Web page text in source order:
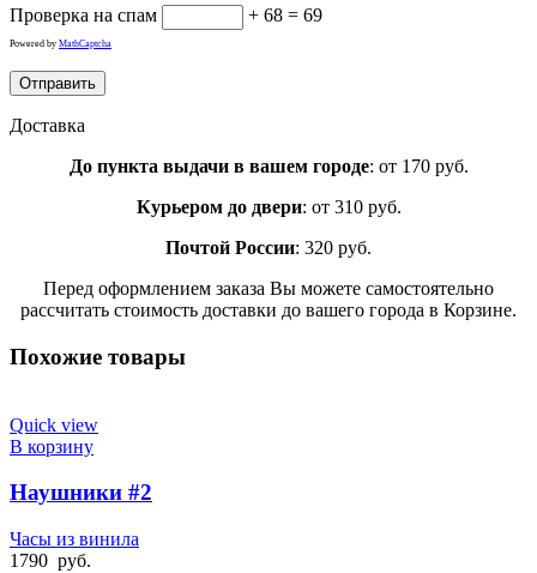
Проверка на спам + 68 = 69
Powered by MathCaptcha
Доставка
До пункта выдачи в вашем городе: от 170 руб.
Курьером до двери: от 310 руб.
Почтой России: 320 руб.
Перед оформлением заказа Вы можете самостоятельно
рассчитать стоимость доставки до вашего города в Корзине.
Похожие товары
Quick view
В корзину
Наушники #2
Часы из винила
1790 руб.